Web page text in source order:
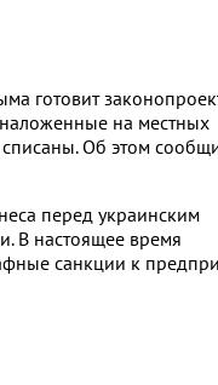
готовит
на местных
списаны. Об этом
перед украинским
В настоящее время
санкции к